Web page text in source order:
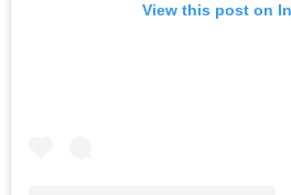
View this post on